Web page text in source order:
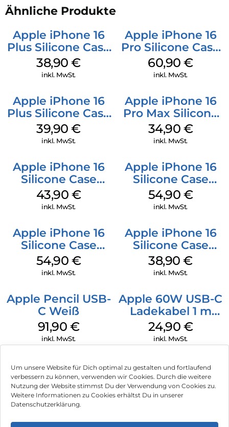
Um unsere Website für Dich optimal zu gestalten und fortlaufend
verbessern zu können, verwenden wir Cookies. Durch die weitere
Nutzung der Website stimmst Du der Verwendung von Cookies zu.
Weitere Informationen zu Cookies erhältst Du in unserer
Datenschutzerklärung.
Ähnliche Produkte
Apple iPhone 16
Plus Silicone Case
MagSafe Denim
38,90€
inkl. MwSt.
Apple iPhone 16
Pro Silicone Case
MagSafe Stone
Gray
60,90€
inkl. MwSt.
Apple iPhone 16
Plus Silicone Case
MagSafe Plum
39,90€
inkl. MwSt.
Apple iPhone 16
Pro Max Silicone
Case MagSafe
Denim
34,90 €
inkl. MwSt.
Apple iPhone 16
Silicone Case
MagSafe Plum
43,90 €
inkl. MwSt.
Apple iPhone 16
Silicone Case
MagSafe Lake
Green
54,90 €
inkl. MwSt.
Apple iPhone 16
Silicone Case
MagSafe Black
54,90 €
inkl. MwSt.
Apple iPhone 16
Silicone Case
MagSafe
Ultramarine
38,90€
inkl. MwSt.
Apple Pencil USB-
C Weiß
91,90 €
inkl. MwSt.
Apple 60W USB-C
Ladekabel 1 m
Weiß
24,90 €
inkl. MwSt.
Impressum